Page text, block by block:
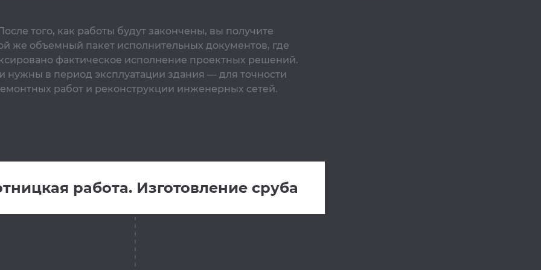
того, как работы будут закончены, вы получите
же объемный пакет исполнительных документов, где
фактическое исполнение проектных решений.
нужны в период эксплуатации здания — для точности
работ и реконструкции инженерных сетей.
работа. Изготовление сруба